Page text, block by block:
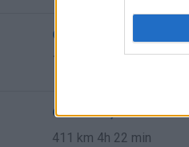
de Kreisfreie Stadt
1.841 km 16h 54 min
de Grado, El a
411 km 4h 22 min